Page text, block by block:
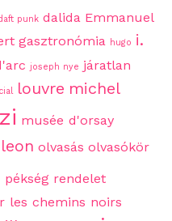
punk dalida Emmanuel
gasztronómia hugo i.
joseph nye járatlan
louvre michel
musée d'orsay
olvasás olvasókör
pékség rendelet
les chemins noirs